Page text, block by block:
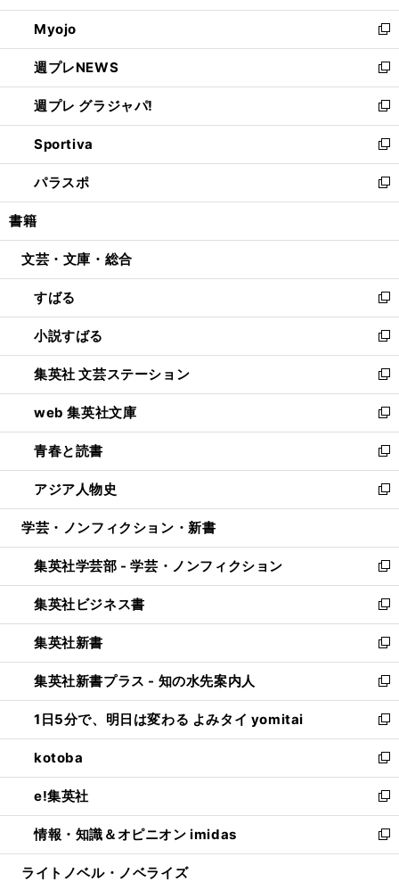
開
く
ウ
で
開
く
ン
ド
ウ
で
開
く
ウ
ィ
ン
ド
ウ
で
開
く
Myojo
新
し
い
ウ
ィ
ン
ド
ウ
で
開
週プレNEWS
新
し
い
ウ
ィ
ン
ド
ウ
開
週プレ グラジャパ!
新
し
い
ウ
ィ
ン
ウ
開
く
Sportiva
新
し
い
ウ
ン
ウ
で
開
く
パラスポ
新
し
ウ
ン
ド
ウ
で
開
く
書籍
文芸・文庫・総合
すばる
新
し
い
ウ
ィ
ン
ド
ウ
で
開
く
小説すばる
新
し
い
ウ
ィ
ン
ド
ウ
で
開
集英社 文芸ステーション
新
し
い
ウ
ィ
ン
ド
ウ
開
く
web 集英社文庫
新
し
い
ウ
ィ
ン
ウ
で
開
く
青春と読書
新
し
い
ウ
ン
ド
ウ
で
開
く
アジア人物史
新
し
ウ
ィ
ン
ド
ウ
で
開
く
学芸・ノンフィクション・新書
集英社学芸部 - 学芸・ノンフィクション
新
し
い
ウ
ィ
ン
ド
ウ
で
開
く
集英社ビジネス書
新
し
い
ウ
ィ
ン
ド
ウ
で
開
く
集英社新書
新
し
い
ウ
ィ
ン
ド
ウ
で
開
く
集英社新書プラス - 知の水先案内人
新
し
い
ウ
ィ
ン
ド
ウ
で
開
1日5分で、明日は変わる よみタイ yomitai
新
し
い
ウ
ィ
ン
ド
ウ
kotoba
新
し
い
ウ
ィ
ン
e!集英社
新
し
い
ウ
情報・知識＆オピニオン imidas
新
し
ライトノベル・ノベライズ